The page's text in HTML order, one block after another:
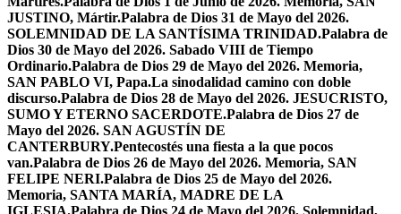
JUSTINO, Mártir.Palabra de Dios 31 de Mayo del 2026.
SOLEMNIDAD DE LA SANTÍSIMA TRINIDAD.Palabra de
Dios 30 de Mayo del 2026. Sabado VIII de Tiempo
Ordinario.Palabra de Dios 29 de Mayo del 2026. Memoria,
SAN PABLO VI, Papa.La sinodalidad camino con doble
discurso.Palabra de Dios 28 de Mayo del 2026. JESUCRISTO,
SUMO Y ETERNO SACERDOTE.Palabra de Dios 27 de
Mayo del 2026. SAN AGUSTÍN DE
CANTERBURY.Pentecostés una fiesta a la que pocos
van.Palabra de Dios 26 de Mayo del 2026. Memoria, SAN
FELIPE NERI.Palabra de Dios 25 de Mayo del 2026.
Memoria, SANTA MARÍA, MADRE DE LA
IGLESIA.Palabra de Dios 24 de Mayo del 2026. Solemnidad,